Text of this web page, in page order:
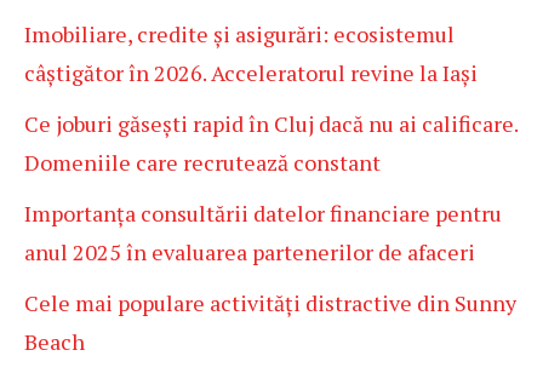
Imobiliare, credite și asigurări: ecosistemul
câștigător în 2026. Acceleratorul revine la Iași
Ce joburi găsești rapid în Cluj dacă nu ai calificare.
Domeniile care recrutează constant
Importanța consultării datelor financiare pentru
anul 2025 în evaluarea partenerilor de afaceri
Cele mai populare activități distractive din Sunny
Beach